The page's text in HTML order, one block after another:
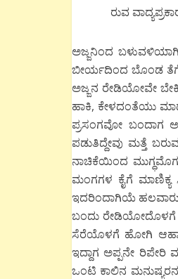
ರುವ
ಅಜ್ಜನಿಂದ
ಬೀರ್ಯದಿಂದ ಬೊಂಡ
ಅಜ್ಜನ ರೇಡಿಯೋವೇ
ಹಾಕಿ, ಕೇಳದಂತೆಯು
ಪ್ರಸಂಗವೋ ಬಂದಾಗ
ಪಡುತಿದ್ದೇವು ಮತ್ತೆ
ನಾಚಿಕೆಯಿಂದ
ಮಂಗಗಳ ಕೈಗೆ ಮಾಣಿಕ್ಯ
ಇದರಿಂದಾಗಿಯೆ ಹಲವಾರು
ಬಂದು
ಸೆರೆಯೊಳಗೆ ಹೋಗಿ
ಇದ್ದಾಗ ಅಪ್ಪನೇ ರಿಪೇರಿ
ಒಂಟಿ ಕಾಲಿನ